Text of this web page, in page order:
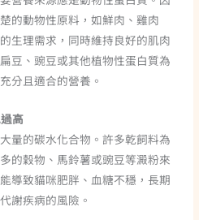
的動物性原料，如鮮肉、雞肉
生理需求，同時維持良好的肌肉
豆、豌豆或其他植物性蛋白質為
分且適合的營養。
高
量的碳水化合物。許多乾飼料為
的穀物、馬鈴薯或豌豆等澱粉來
導致貓咪肥胖、血糖不穩，長期
謝疾病的風險。